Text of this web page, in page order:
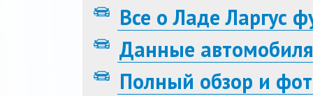
Все о Ладе Ларгус
Данные
Полный обзор и